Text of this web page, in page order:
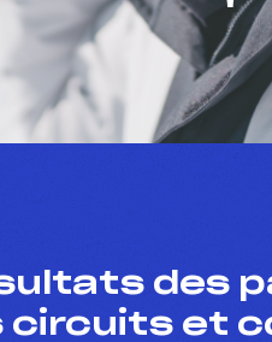
des
circuits et